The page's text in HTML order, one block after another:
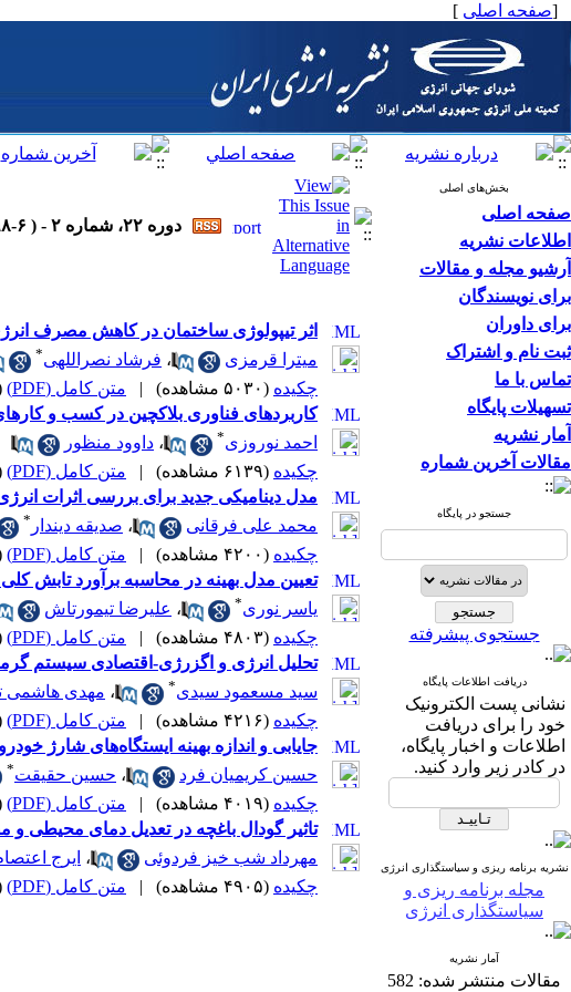
[صفحه اصلی ]
بخش‌های اصلی
صفحه اصلی
اطلاعات نشریه
آرشیو مجله و مقالات
برای نویسندگان
برای داوران
ثبت نام و اشتراک
تماس با ما
تسهیلات پایگاه
آمار نشریه
مقالات آخرین شماره
جستجو در پایگاه
جستجوی پیشرفته
دریافت اطلاعات پایگاه
نشانی پست الکترونیک
خود را برای دریافت
اطلاعات و اخبار پایگاه،
در کادر زیر وارد کنید.
نشریه برنامه ریزی و سیاستگذاری انرژی
مجله برنامه ریزی و
سیاستگذاری انرژی
آمار نشریه
مقالات منتشر شده: 582
دوره ۲۲، شماره ۲ - ( ۶-۱۳۹۸ )
اثر تیپولوژی ساختمان در کاهش مصرف
میترا قرمزی
، فرشاد نصراللهی*
چکیده (۵۰۳۰ مشاهده) | متن کامل (PDF)
کاربردهای فناوری بلاکچین در کسب و
احمد نوروزی* ، داوود منظور
چکیده (۶۱۳۹ مشاهده) | متن کامل (PDF)
مدل دینامیکی جدید برای بررسی اثرات
محمد علی فرقانی
، صدیقه دیندار *
چکیده (۴۲۰۰ مشاهده) | متن کامل (PDF)
تعیین مدل بهینه در محاسبه برآورد تابش
یاسر نوری* ، علیرضا تیمورتاش
چکیده (۴۸۰۳ مشاهده) | متن کامل (PDF)
تحلیل انرژی و اگزرژی-اقتصادی سیستم
سید مسعمود سیدی* ، مهدی هاشمی
چکیده (۴۲۱۶ مشاهده) | متن کامل (PDF)
جایابی و اندازه بهینه ایستگاه‌های شارژ
حسین کریمیان فرد
، حسین حقیقت*
چکیده (۴۰۱۹ مشاهده) | متن کامل (PDF)
تاثیر گودال باغچه در تعدیل دمای محیطی
مهرداد شب خیز فردوئی
، ایرج
چکیده (۴۹۰۵ مشاهده) | متن کامل (PDF)